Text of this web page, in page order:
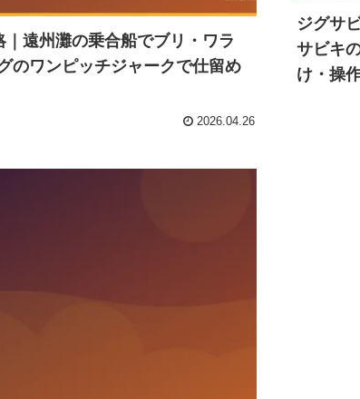
遠州灘の乗合船でブリ・ワラ
のワンピッチジャークで仕留め
2026.04.26
ジグサ
サビキ
け・操